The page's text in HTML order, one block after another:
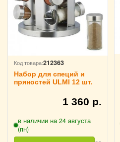
Код товара:212363
Набор для специй и
пряностей ULMI 12 шт.
1 360 р.
в наличии на 24 августа
(пн)